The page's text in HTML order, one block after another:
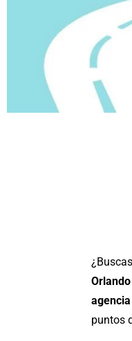
¿Buscas
Orlando
puntos